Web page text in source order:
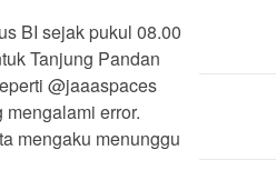
BI sejak pukul 08.00
Tanjung Pandan
@jaaaspaces
error.
mengaku menunggu